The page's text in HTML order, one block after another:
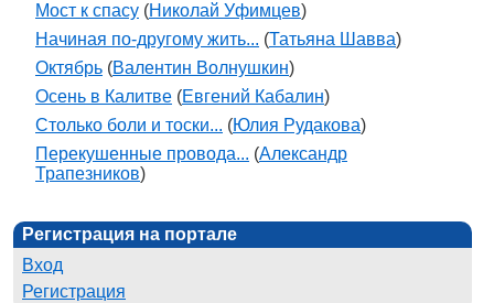
Мост к спасу (Николай Уфимцев)
Начиная по-другому жить... (Татьяна Шавва)
Октябрь (Валентин Волнушкин)
Осень в Калитве (Евгений Кабалин)
Столько боли и тоски... (Юлия Рудакова)
Перекушенные провода... (Александр
Трапезников)
Регистрация на портале
Вход
Регистрация